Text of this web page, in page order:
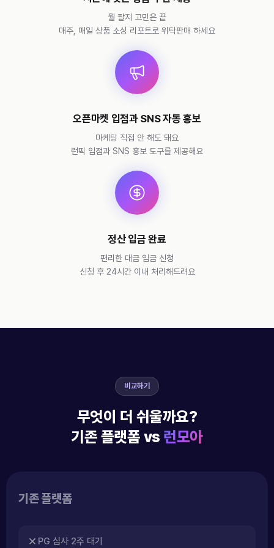
뭘 팔지 고민은 끝
매주, 매일 상품 소싱 리포트로 위탁판매 하세요
오픈마켓 입점과 SNS 자동 홍보
마케팅 직접 안 해도 돼요
런픽 입점과 SNS 홍보 도구를 제공해요
정산 입금 완료
편리한 대금 입금 신청
신청 후 24시간 이내 처리해드려요
비교하기
무엇이 더 쉬울까요?
기존 플랫폼 vs 런모아
기존 플랫폼
PG 심사 2주 대기